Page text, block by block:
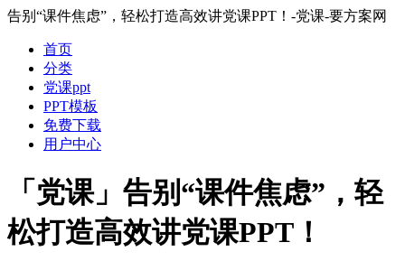
告别“课件焦虑”，轻松打造高效讲党课PPT！-党课-要方案网
首页
分类
党课ppt
PPT模板
免费下载
用户中心
「党课」告别“课件焦虑”，轻
松打造高效讲党课PPT！